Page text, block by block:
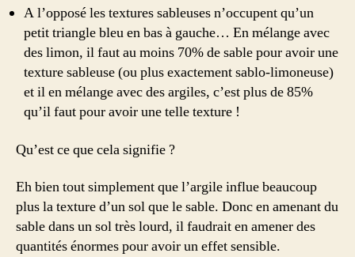
A l’opposé les textures sableuses n’occupent qu’un
petit triangle bleu en bas à gauche… En mélange avec
des limon, il faut au moins 70% de sable pour avoir une
texture sableuse (ou plus exactement sablo-limoneuse)
et il en mélange avec des argiles, c’est plus de 85%
qu’il faut pour avoir une telle texture !
Qu’est ce que cela signifie ?
Eh bien tout simplement que l’argile influe beaucoup
plus la texture d’un sol que le sable. Donc en amenant du
sable dans un sol très lourd, il faudrait en amener des
quantités énormes pour avoir un effet sensible.